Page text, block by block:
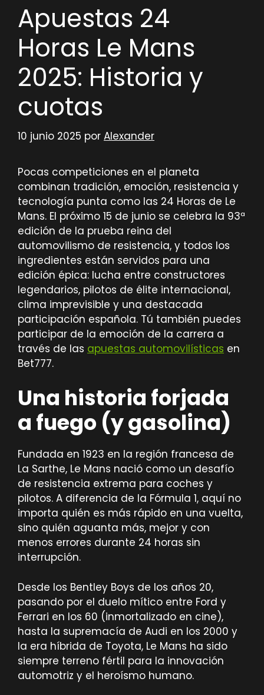
Apuestas 24
Horas Le Mans
2025: Historia y
cuotas
10 junio 2025 por Alexander
Pocas competiciones en el planeta
combinan tradición, emoción, resistencia y
tecnología punta como las 24 Horas de Le
Mans. El próximo 15 de junio se celebra la 93ª
edición de la prueba reina del
automovilismo de resistencia, y todos los
ingredientes están servidos para una
edición épica: lucha entre constructores
legendarios, pilotos de élite internacional,
clima imprevisible y una destacada
participación española. Tú también puedes
participar de la emoción de la carrera a
través de las apuestas automovilísticas en
Bet777.
Una historia forjada
a fuego (y gasolina)
Fundada en 1923 en la región francesa de
La Sarthe, Le Mans nació como un desafío
de resistencia extrema para coches y
pilotos. A diferencia de la Fórmula 1, aquí no
importa quién es más rápido en una vuelta,
sino quién aguanta más, mejor y con
menos errores durante 24 horas sin
interrupción.
Desde los Bentley Boys de los años 20,
pasando por el duelo mítico entre Ford y
Ferrari en los 60 (inmortalizado en cine),
hasta la supremacía de Audi en los 2000 y
la era híbrida de Toyota, Le Mans ha sido
siempre terreno fértil para la innovación
automotriz y el heroísmo humano.